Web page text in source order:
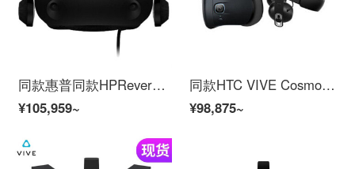
同款惠普同款HPReverb G2 MRVR眼镜套装vrchat3D眼镜vr体感游戏机steam HP Reverb G2
¥105,959~
同款HTC VIVE Cosmos elite精英版沉浸式虚拟现实眼镜套装VR套装htcvr半条命 cosmos 单头盔
¥98,875~